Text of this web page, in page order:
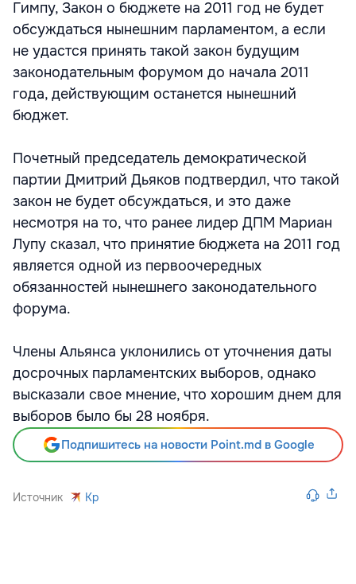
Гимпу, Закон о бюджете на 2011 год не будет
обсуждаться нынешним парламентом, а если
не удастся принять такой закон будущим
законодательным форумом до начала 2011
года, действующим останется нынешний
бюджет.
Почетный председатель демократической
партии Дмитрий Дьяков подтвердил, что такой
закон не будет обсуждаться, и это даже
несмотря на то, что ранее лидер ДПМ Мариан
Лупу сказал, что принятие бюджета на 2011 год
является одной из первоочередных
обязанностей нынешнего законодательного
форума.
Члены Альянса уклонились от уточнения даты
досрочных парламентских выборов, однако
высказали свое мнение, что хорошим днем для
выборов было бы 28 ноября.
Подпишитесь на новости Point.md в Google
Источник Kp